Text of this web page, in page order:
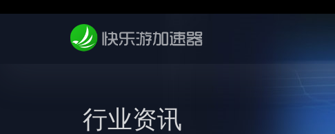
行业资讯